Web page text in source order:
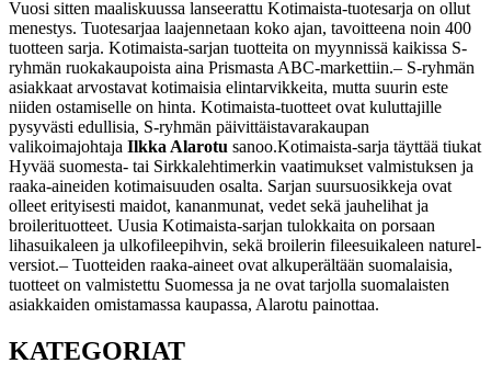
Vuosi sitten maaliskuussa lanseerattu Kotimaista-tuotesarja on ollut
menestys. Tuotesarjaa laajennetaan koko ajan, tavoitteena noin 400
tuotteen sarja. Kotimaista-sarjan tuotteita on myynnissä kaikissa S-
ryhmän ruokakaupoista aina Prismasta ABC-markettiin.– S-ryhmän
asiakkaat arvostavat kotimaisia elintarvikkeita, mutta suurin este
niiden ostamiselle on hinta. Kotimaista-tuotteet ovat kuluttajille
pysyvästi edullisia, S-ryhmän päivittäistavarakaupan
valikoimajohtaja Ilkka Alarotu sanoo.Kotimaista-sarja täyttää tiukat
Hyvää suomesta- tai Sirkkalehtimerkin vaatimukset valmistuksen ja
raaka-aineiden kotimaisuuden osalta. Sarjan suursuosikkeja ovat
olleet erityisesti maidot, kananmunat, vedet sekä jauhelihat ja
broilerituotteet. Uusia Kotimaista-sarjan tulokkaita on porsaan
lihasuikaleen ja ulkofileepihvin, sekä broilerin fileesuikaleen naturel-
versiot.– Tuotteiden raaka-aineet ovat alkuperältään suomalaisia,
tuotteet on valmistettu Suomessa ja ne ovat tarjolla suomalaisten
asiakkaiden omistamassa kaupassa, Alarotu painottaa.
KATEGORIAT